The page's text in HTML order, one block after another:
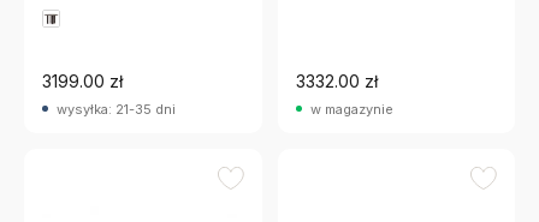
3199.00 zł
wysyłka: 21-35 dni
3332.00 zł
w magazynie